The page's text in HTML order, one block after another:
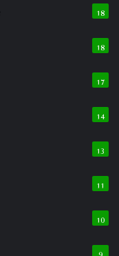
18
18
17
14
13
11
10